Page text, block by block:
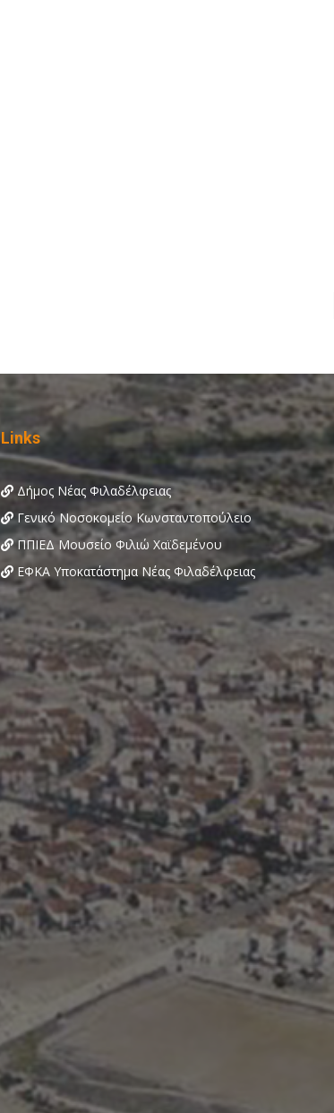
Links
Δήμος Νέας Φιλαδέλφειας
Γενικό Νοσοκομείο Κωνσταντοπούλειο
ΠΠΙΕΔ Μουσείο Φιλιώ Χαϊδεμένου
ΕΦΚΑ Υποκατάστημα Νέας Φιλαδέλφειας